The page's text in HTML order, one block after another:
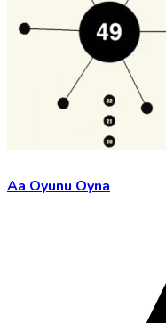
Aa Oyunu Oyna